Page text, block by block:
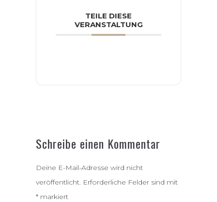
TEILE DIESE
VERANSTALTUNG
Schreibe einen Kommentar
Deine E-Mail-Adresse wird nicht
veröffentlicht. Erforderliche Felder sind mit
* markiert